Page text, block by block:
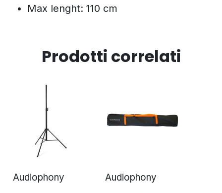
Max lenght: 110 cm
Prodotti correlati
Audiophony
Audiophony